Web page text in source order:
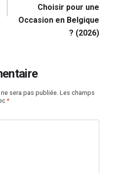
Choisir pour une
Occasion en Belgique
? (2026)
sera pas publiée. Les champs
*